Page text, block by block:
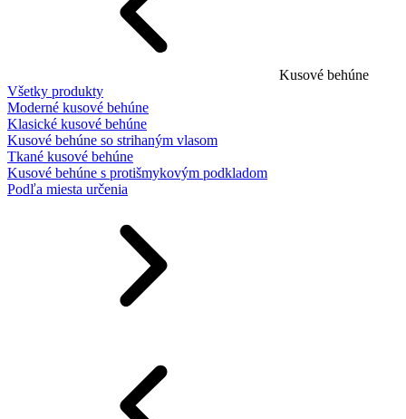
Kusové behúne
Všetky produkty
Moderné kusové behúne
Klasické kusové behúne
Kusové behúne so strihaným vlasom
Tkané kusové behúne
Kusové behúne s protišmykovým podkladom
Podľa miesta určenia